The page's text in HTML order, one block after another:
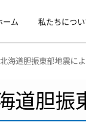
ーム 私たちにつ
海道胆振東部地震に
道胆振